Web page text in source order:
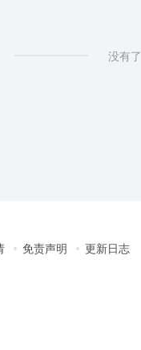
没有了
免责声明 更新日志